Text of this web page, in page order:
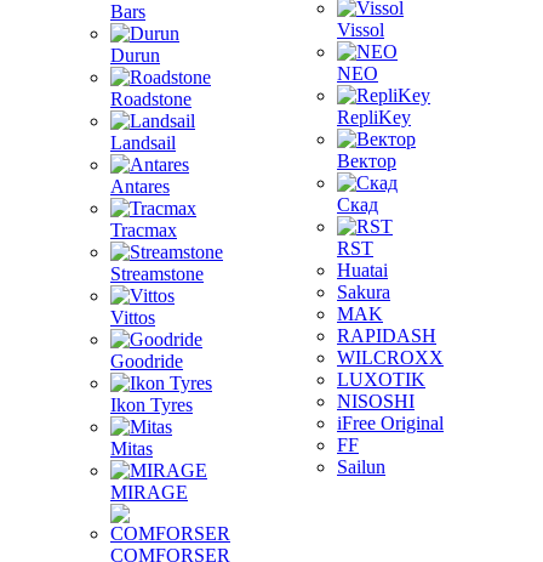
Bars
Durun
Roadstone
Landsail
Antares
Tracmax
Streamstone
Vittos
Goodride
Ikon Tyres
Mitas
MIRAGE
COMFORSER
Vissol
NEO
RepliKey
Вектор
Скад
RST
Huatai
Sakura
MAK
RAPIDASH
WILCROXX
LUXOTIK
NISOSHI
iFree Original
FF
Sailun